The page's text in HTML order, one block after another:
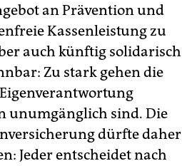
an Prävention und
Kassenleistung zu
auch künftig solidarisch
Zu stark gehen die
unumgänglich sind. Die
dürfte daher
Jeder entscheidet nach